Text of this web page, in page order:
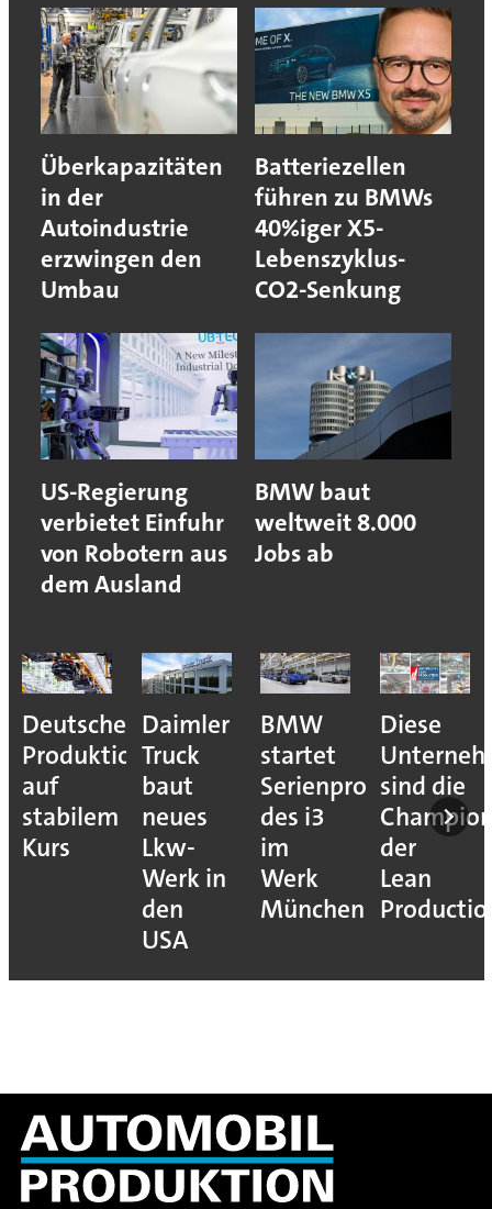
Überkapazitäten
in der
Autoindustrie
erzwingen den
Umbau
Batteriezellen
führen zu BMWs
40%iger X5-
Lebenszyklus-
CO2-Senkung
US-Regierung
verbietet Einfuhr
von Robotern aus
dem Ausland
BMW baut
weltweit 8.000
Jobs ab
Deutsche
Produktion
auf
stabilem
Kurs
Daimler
Truck
baut
neues
Lkw-
Werk in
den
USA
BMW
startet
Serienproduktion
des i3
im
Werk
München
Diese
sind die
der
Lean